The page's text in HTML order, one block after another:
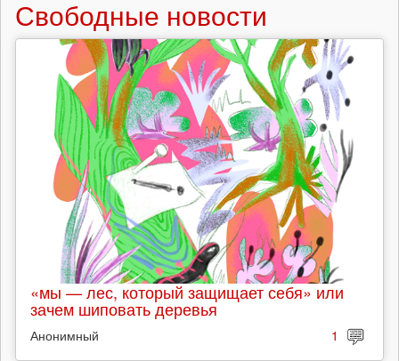
Свободные новости
«мы — лес, который защищает себя» или
зачем шиповать деревья
Анонимный 1